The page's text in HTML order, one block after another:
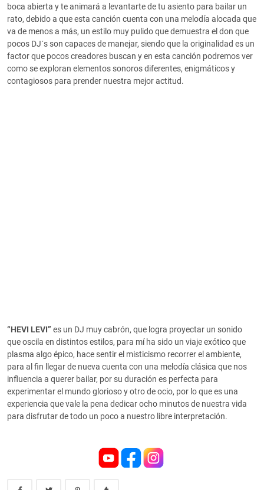
boca abierta y te animará a levantarte de tu asiento para bailar un
rato, debido a que esta canción cuenta con una melodía alocada que
va de menos a más, un estilo muy pulido que demuestra el don que
pocos DJ´s son capaces de manejar, siendo que la originalidad es un
factor que pocos creadores buscan y en esta canción podremos ver
como se exploran elementos sonoros diferentes, enigmáticos y
contagiosos para prender nuestra mejor actitud.
“HEVI LEVI” es un DJ muy cabrón, que logra proyectar un sonido
que oscila en distintos estilos, para mí ha sido un viaje exótico que
plasma algo épico, hace sentir el misticismo recorrer el ambiente,
para al fin llegar de nueva cuenta con una melodía clásica que nos
influencia a querer bailar, por su duración es perfecta para
experimentar el mundo glorioso y otro de ocio, por lo que es una
experiencia que vale la pena dedicar ocho minutos de nuestra vida
para disfrutar de todo un poco a nuestro libre interpretación.